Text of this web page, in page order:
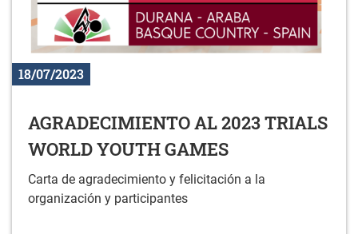
18/07/2023
AGRADECIMIENTO AL 2023 TRIALS
WORLD YOUTH GAMES
Carta de agradecimiento y felicitación a la
organización y participantes